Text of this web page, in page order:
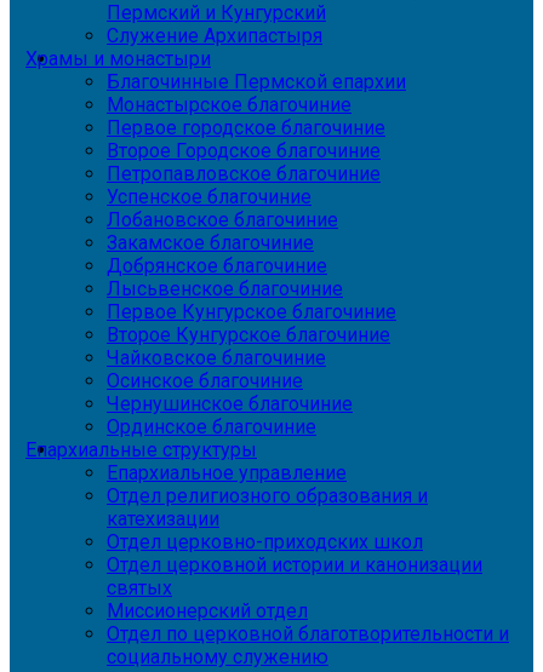
Пермский и Кунгурский
Служение Архипастыря
Храмы и монастыри
Благочинные Пермской епархии
Монастырское благочиние
Первое городское благочиние
Второе Городское благочиние
Петропавловское благочиние
Успенское благочиние
Лобановское благочиние
Закамское благочиние
Добрянское благочиние
Лысьвенское благочиние
Первое Кунгурское благочиние
Второе Кунгурское благочиние
Чайковское благочиние
Осинское благочиние
Чернушинское благочиние
Ординское благочиние
Епархиальные структуры
Епархиальное управление
Отдел религиозного образования и
катехизации
Отдел церковно-приходских школ
Отдел церковной истории и канонизации
святых
Миссионерский отдел
Отдел по церковной благотворительности и
социальному служению